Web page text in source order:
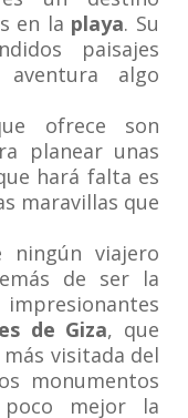
en la playa. Su
paisajes
algo
ofrece son
planear unas
hará falta es
maravillas que
viajero
de ser la
de Giza, que
visitada del
monumentos
mejor la